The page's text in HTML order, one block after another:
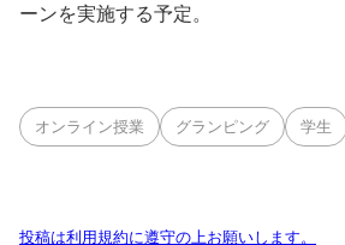
ーンを実施する予定。
オンライン授業 グランピング 学生